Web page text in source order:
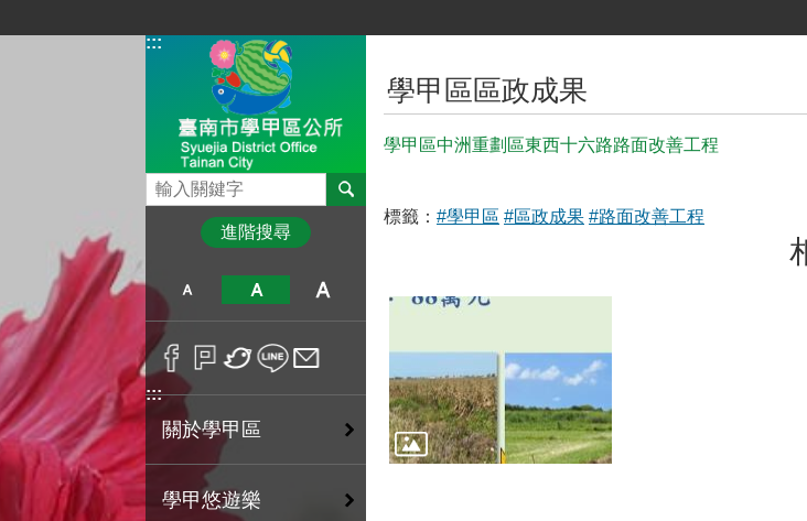
:::
搜尋
進階搜尋
:::
關於學甲區
學甲悠遊樂
學甲區區政成果
學甲區中洲重劃區東西十六路路面改善工程
標籤： #學甲區 #區政成果 #路面改善工程